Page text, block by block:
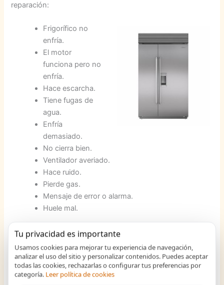
reparación:
Frigorífico no
enfría.
El motor
funciona pero no
enfría.
Hace escarcha.
Tiene fugas de
agua.
Enfría
demasiado.
No cierra bien.
Ventilador averiado.
Hace ruido.
Pierde gas.
Mensaje de error o alarma.
Huele mal.
Reparación de Congeladores Panasonic en Almendralejo
Ponemos a su alcance un conjunto de profesionales con
una amplia y amplia experiencia profesional en
lainstalacion y reparación de congeladores Panasonic
Tu privacidad es importante
Usamos cookies para mejorar tu experiencia de navegación,
analizar el uso del sitio y personalizar contenidos. Puedes aceptar
todas las cookies, rechazarlas o configurar tus preferencias por
categoría. Leer política de cookies